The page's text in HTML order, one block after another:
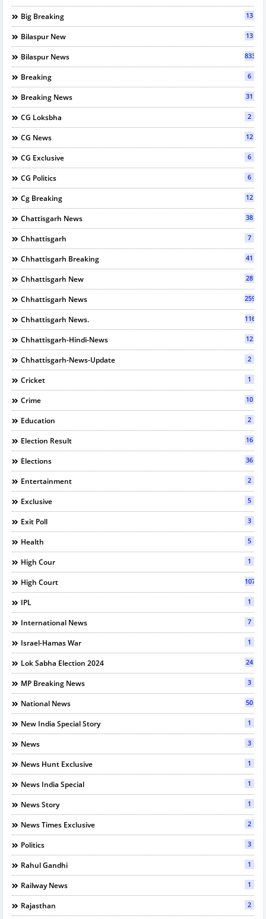
Big Breaking
13
Bilaspur New 13
Bilaspur News 833
Breaking 6
Breaking News 31
CG Loksbha 2
CG News 12
CG Exclusive 6
CG Politics 6
Cg Breaking 12
Chattisgarh News 38
Chhattisgarh 7
Chhattisgarh Breaking 41
Chhattisgarh New 28
Chhattisgarh News 2595
Chhattisgarh News. 116
Chhattisgarh-Hindi-News 12
Chhattisgarh-News-Update 2
Cricket 1
Crime 10
Education 2
Election Result 16
Elections 36
Entertainment 2
Exclusive 5
Exit Poll 3
Health 5
High Cour 1
High Court 107
IPL 1
International News 7
Israel-Hamas War 1
Lok Sabha Election 2024 24
MP Breaking News 3
National News 50
New India Special Story 1
News 3
News Hunt Exclusive 1
News India Special 1
News Story 1
News Times Exclusive 2
Politics 3
Rahul Gandhi 1
Railway News 1
Rajasthan 2